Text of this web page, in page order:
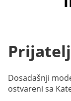
Dosadašnji
ostvareni sa